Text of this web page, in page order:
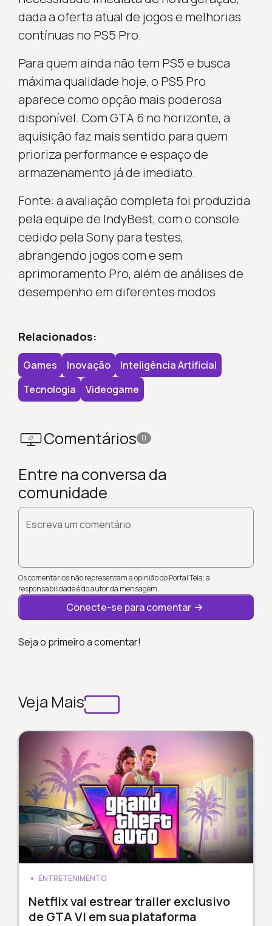
dada a oferta atual de jogos e melhorias
contínuas no PS5 Pro.
Para quem ainda não tem PS5 e busca
máxima qualidade hoje, o PS5 Pro
aparece como opção mais poderosa
disponível. Com GTA 6 no horizonte, a
aquisição faz mais sentido para quem
prioriza performance e espaço de
armazenamento já de imediato.
Fonte: a avaliação completa foi produzida
pela equipe de IndyBest, com o console
cedido pela Sony para testes,
abrangendo jogos com e sem
aprimoramento Pro, além de análises de
desempenho em diferentes modos.
Relacionados:
Games Inovação
Inteligência Artificial
Tecnologia
Videogame
Comentários 0
Entre na conversa da
comunidade
Escreva um comentário
Os comentários não representam a opinião do Portal Tela; a
responsabilidade é do autor da mensagem.
Conecte-se para comentar
Seja o primeiro a comentar!
Veja Mais
ENTRETENIMENTO
Netflix vai estrear trailer exclusivo
de GTA VI em sua plataforma